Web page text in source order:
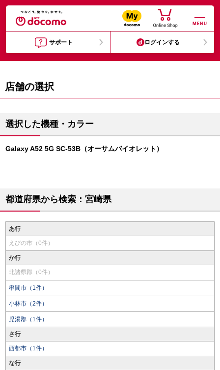
MENU
サポート ログインする
店舗の選択
選択した機種・カラー
Galaxy A52 5G SC-53B（オーサムバイオレット）
都道府県から検索：宮崎県
あ行
えびの市（0件）
か行
北諸県郡（0件）
串間市（1件）
小林市（2件）
児湯郡（1件）
さ行
西都市（1件）
な行